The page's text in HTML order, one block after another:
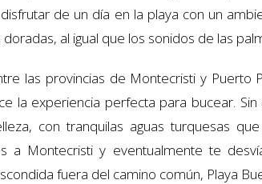
de un día en la playa con un
al igual que los sonidos de las
las provincias de Montecristi y Puerto
la experiencia perfecta para bucear.
con tranquilas aguas turquesas
a Montecristi y eventualmente te
fuera del camino común, Playa